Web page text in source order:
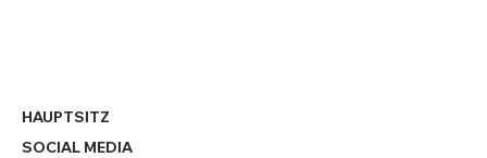
HAUPTSITZ
SOCIAL MEDIA